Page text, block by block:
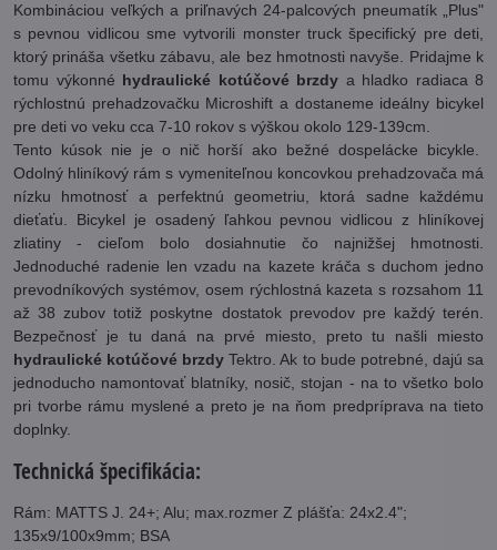
Kombináciou veľkých a priľnavých 24-palcových pneumatík „Plus"
s pevnou vidlicou sme vytvorili monster truck špecifický pre deti,
ktorý prináša všetku zábavu, ale bez hmotnosti navyše. Pridajme k
tomu výkonné hydraulické kotúčové brzdy a hladko radiaca 8
rýchlostnú prehadzovačku Microshift a dostaneme ideálny bicykel
pre deti vo veku cca 7-10 rokov s výškou okolo 129-139cm.
Tento kúsok nie je o nič horší ako bežné dospelácke bicykle.
Odolný hliníkový rám s vymeniteľnou koncovkou prehadzovača má
nízku hmotnosť a perfektnú geometriu, ktorá sadne každému
dieťaťu. Bicykel je osadený ľahkou pevnou vidlicou z hliníkovej
zliatiny - cieľom bolo dosiahnutie čo najnižšej hmotnosti.
Jednoduché radenie len vzadu na kazete kráča s duchom jedno
prevodníkových systémov, osem rýchlostná kazeta s rozsahom 11
až 38 zubov totiž poskytne dostatok prevodov pre každý terén.
Bezpečnosť je tu daná na prvé miesto, preto tu našli miesto
hydraulické kotúčové brzdy Tektro. Ak to bude potrebné, dajú sa
jednoducho namontovať blatníky, nosič, stojan - na to všetko bolo
pri tvorbe rámu myslené a preto je na ňom predpríprava na tieto
doplnky.
Technická špecifikácia:
Rám: MATTS J. 24+; Alu; max.rozmer Z plášťa: 24x2.4";
135x9/100x9mm; BSA